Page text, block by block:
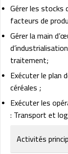
Gérer les stocks
facteurs de
Gérer la main
traitement;
Exécuter le plan
céréales ;
Exécuter les
: Transport et
Activités